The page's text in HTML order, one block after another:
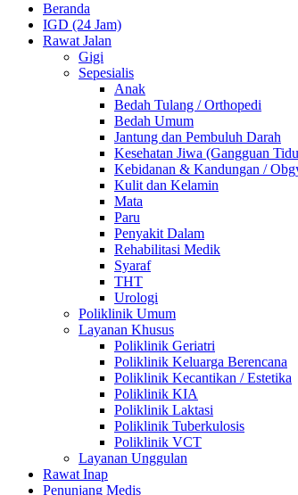
Beranda
IGD (24 Jam)
Rawat Jalan
Gigi
Sepesialis
Anak
Bedah Tulang / Orthopedi
Bedah Umum
Jantung dan Pembuluh Darah
Kesehatan Jiwa (Gangguan
Kebidanan & Kandungan /
Kulit dan Kelamin
Mata
Paru
Penyakit Dalam
Rehabilitasi Medik
Syaraf
THT
Urologi
Poliklinik Umum
Layanan Khusus
Poliklinik Geriatri
Poliklinik Keluarga Berencana
Poliklinik Kecantikan / Estetika
Poliklinik KIA
Poliklinik Laktasi
Poliklinik Tuberkulosis
Poliklinik VCT
Layanan Unggulan
Rawat Inap
Penunjang Medis